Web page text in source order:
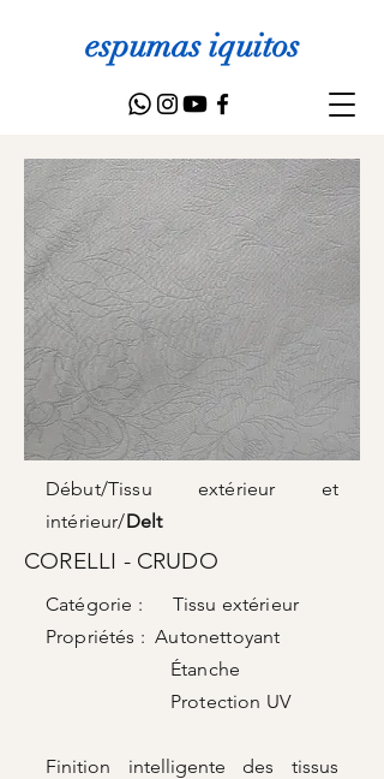
espumas iquitos
Début/Tissu extérieur et
intérieur/Delt
CORELLI - CRUDO
Catégorie : Tissu extérieur
Propriétés : Autonettoyant
Étanche
Protection UV
Finition intelligente des tissus